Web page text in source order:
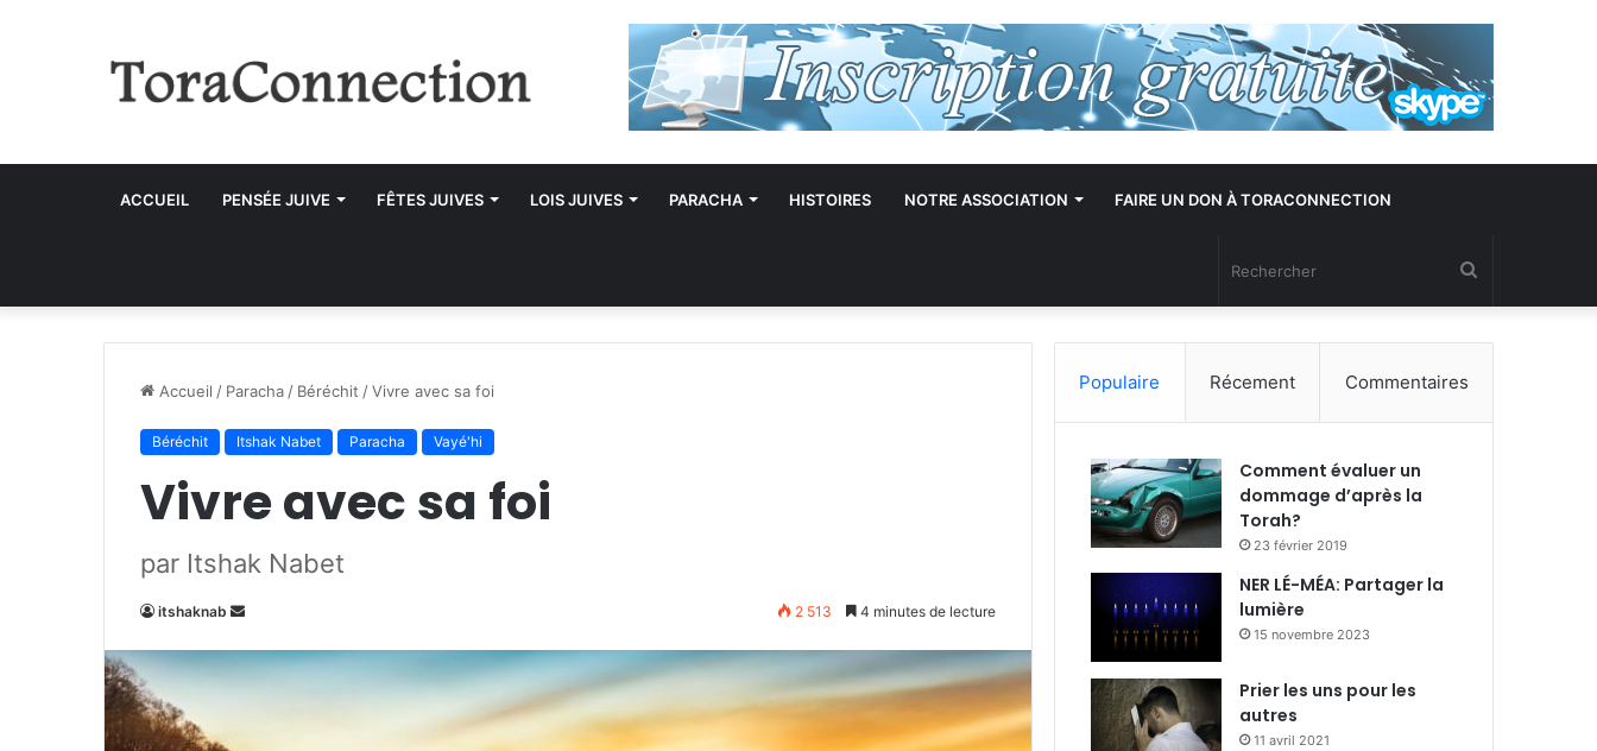
ACCUEIL PENSÉE JUIVE FÊTES JUIVES LOIS JUIVES PARACHA HISTOIRES NOTRE ASSOCIATION FAIRE UN DON À TORACONNECTION
Accueil / Paracha / Béréchit /Vivre avec sa foi
Béréchit Itshak Nabet Paracha Vayé'hi
Vivre avec sa foi
par Itshak Nabet
itshaknab
Envoyer
courriel
2 513 4 minutes de lecture
Populaire Récement Commentaires
Comment évaluer un
dommage d’après la
Torah?
23 février 2019
NER LÉ-MÉA: Partager la
lumière
15 novembre 2023
Prier les uns pour les
autres
11 avril 2021